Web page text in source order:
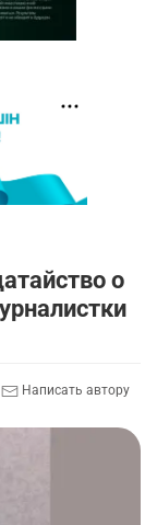
о
Написать автору